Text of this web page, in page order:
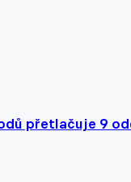
přetlačuje 9